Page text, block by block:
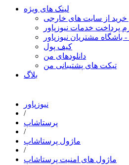
لینک های ویژه
از سایت های خارجی
پرداخت خدمات نیوزپاور
باشگاه مشتریان نیوزپاور
کیف پول
دانلودهای من
تیکت های پشتیبانی من
بلاگ
نیوزپاور
/
پرستاشاپ
/
ماژول پرستاشاپ
/
ماژول های امنیت پرستاشاپ